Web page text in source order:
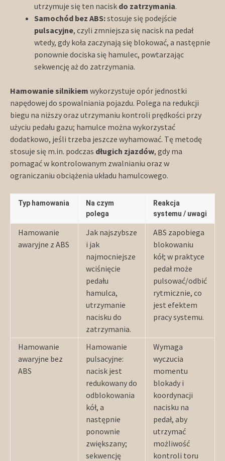
utrzymuje się ten nacisk do zatrzymania.
Samochód bez ABS:stosuje się podejście
pulsacyjne, czyli zmniejsza się nacisk na pedał
wtedy, gdy koła zaczynają się blokować, a następnie
ponownie dociska się hamulec, powtarzając
sekwencję aż do zatrzymania.
Hamowanie silnikiem wykorzystuje opór jednostki
napędowej do spowalniania pojazdu. Polega na redukcji
biegu na niższy oraz utrzymaniu kontroli prędkości przy
użyciu pedału gazu; hamulce można wykorzystać
dodatkowo, jeśli trzeba jeszcze wyhamować. Tę metodę
stosuje się m.in. podczas długich zjazdów, gdy ma
pomagać w kontrolowanym zwalnianiu oraz w
ograniczaniu obciążenia układu hamulcowego.
Typ hamowania
Na czym
polega
Reakcja
systemu / uwagi
Hamowanie
awaryjne z ABS
Jak najszybsze
i jak
najmocniejsze
wciśnięcie
pedału
hamulca,
utrzymanie
nacisku do
zatrzymania.
ABS zapobiega
blokowaniu
kół; w praktyce
pedał może
pulsować/odbić
rytmicznie, co
jest efektem
pracy systemu.
Hamowanie
awaryjne bez
ABS
Hamowanie
pulsacyjne:
nacisk jest
redukowany do
odblokowania
kół, a
następnie
ponownie
zwiększany;
sekwencję
Wymaga
wyczucia
momentu
blokady i
koordynacji
nacisku na
pedał, aby
utrzymać
możliwość
kontroli toru